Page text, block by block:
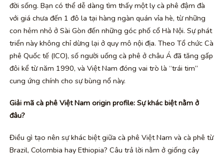
đời sống. Bạn có thể dễ dàng tìm thấy một ly cà phê đậm đà
với giá chưa đến 1 đô la tại hàng ngàn quán vỉa hè, từ những
con hẻm nhỏ ở Sài Gòn đến những góc phố cổ Hà Nội. Sự phát
triển này không chỉ dừng lại ở quy mô nội địa. Theo Tổ chức Cà
phê Quốc tế (ICO), số người uống cà phê ở châu Á đã tăng gấp
đôi kể từ năm 1990, và Việt Nam đóng vai trò là “trái tim”
cung ứng chính cho sự bùng nổ này.
Giải mã cà phê Việt Nam origin profile: Sự khác biệt nằm ở
đâu?
Điều gì tạo nên sự khác biệt giữa cà phê Việt Nam và cà phê từ
Brazil, Colombia hay Ethiopia? Câu trả lời nằm ở giống cây